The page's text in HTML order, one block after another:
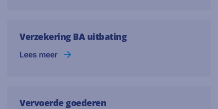
Verzekering BA uitbating
Lees meer
Vervoerde goederen